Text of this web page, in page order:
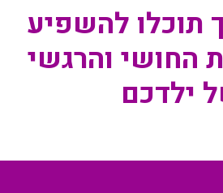
תוכלו להשפיע
החושי והרגשי
ילדכם